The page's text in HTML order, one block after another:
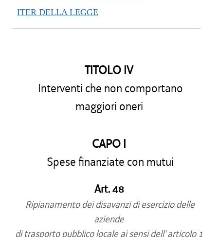
ITER DELLA LEGGE
TITOLO IV
Interventi che non comportano
maggiori oneri
CAPO I
Spese finanziate con mutui
Art. 48
Ripianamento dei disavanzi di esercizio delle
aziende
di trasporto pubblico locale ai sensi dell' articolo 1